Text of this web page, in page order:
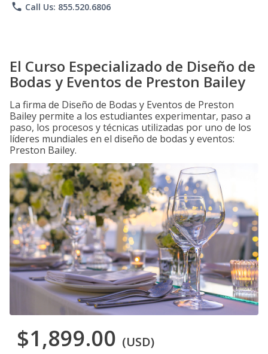
phone Call Us: 855.520.6806
El Curso Especializado de Diseño de
Bodas y Eventos de Preston Bailey
La firma de Diseño de Bodas y Eventos de Preston
Bailey permite a los estudiantes experimentar, paso a
paso, los procesos y técnicas utilizadas por uno de los
líderes mundiales en el diseño de bodas y eventos:
Preston Bailey.
$1,899.00 (USD)